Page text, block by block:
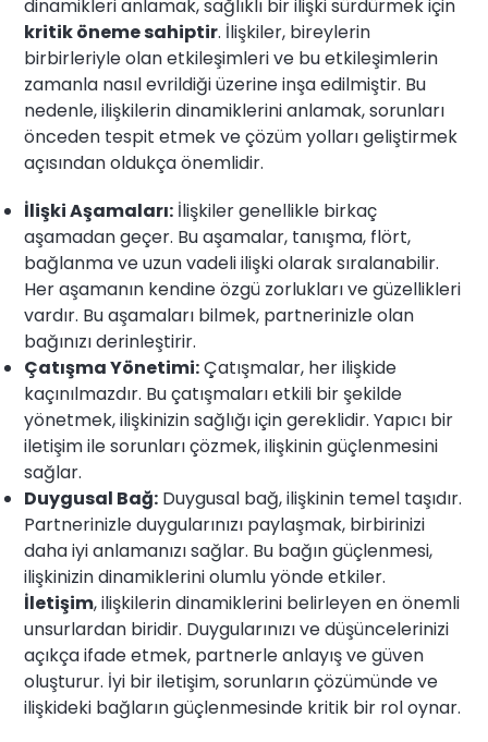
dinamikleri anlamak, sağlıklı bir ilişki sürdürmek için
kritik öneme sahiptir. İlişkiler, bireylerin
birbirleriyle olan etkileşimleri ve bu etkileşimlerin
zamanla nasıl evrildiği üzerine inşa edilmiştir. Bu
nedenle, ilişkilerin dinamiklerini anlamak, sorunları
önceden tespit etmek ve çözüm yolları geliştirmek
açısından oldukça önemlidir.
İlişki Aşamaları: İlişkiler genellikle birkaç
aşamadan geçer. Bu aşamalar, tanışma, flört,
bağlanma ve uzun vadeli ilişki olarak sıralanabilir.
Her aşamanın kendine özgü zorlukları ve güzellikleri
vardır. Bu aşamaları bilmek, partnerinizle olan
bağınızı derinleştirir.
Çatışma Yönetimi:Çatışmalar, her ilişkide
kaçınılmazdır. Bu çatışmaları etkili bir şekilde
yönetmek, ilişkinizin sağlığı için gereklidir. Yapıcı bir
iletişim ile sorunları çözmek, ilişkinin güçlenmesini
sağlar.
Duygusal Bağ: Duygusal bağ, ilişkinin temel taşıdır.
Partnerinizle duygularınızı paylaşmak, birbirinizi
daha iyi anlamanızı sağlar. Bu bağın güçlenmesi,
ilişkinizin dinamiklerini olumlu yönde etkiler.
İletişim, ilişkilerin dinamiklerini belirleyen en önemli
unsurlardan biridir. Duygularınızı ve düşüncelerinizi
açıkça ifade etmek, partnerle anlayış ve güven
oluşturur. İyi bir iletişim, sorunların çözümünde ve
ilişkideki bağların güçlenmesinde kritik bir rol oynar.